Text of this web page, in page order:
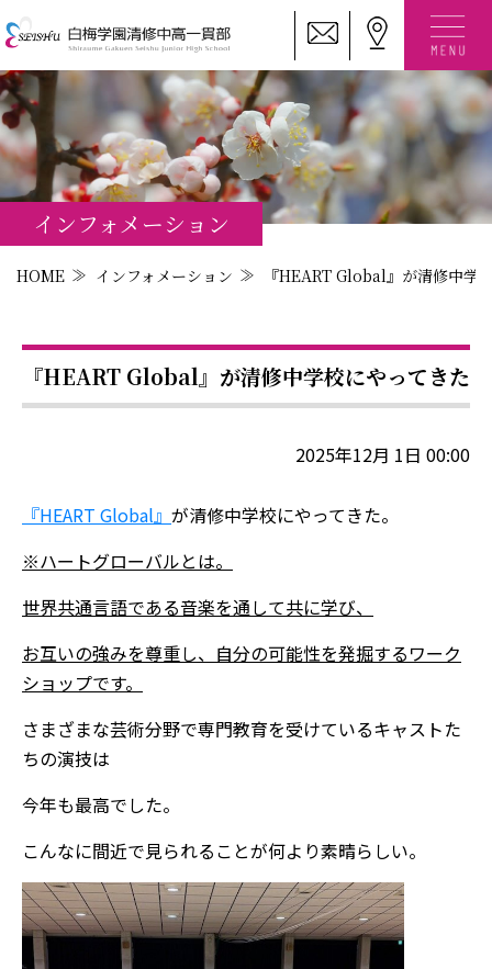
インフォメーション
HOME インフォメーション 『HEART Global』が清修中学
『HEART Global』が清修中学校にやってきた
2025年12月 1日 00:00
『HEART Global』 が清修中学校にやってきた。
※ハートグローバルとは。
世界共通言語である音楽を通して共に学び、
お互いの強みを尊重し、自分の可能性を発掘するワーク
ショップです。
さまざまな芸術分野で専門教育を受けているキャストた
ちの演技は
今年も最高でした。
こんなに間近で見られることが何より素晴らしい。